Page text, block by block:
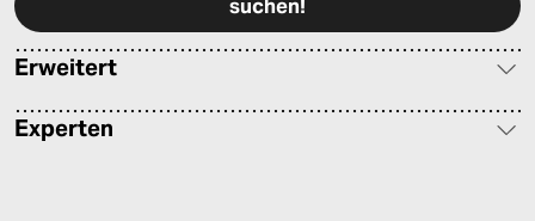
Erweitert
Experten